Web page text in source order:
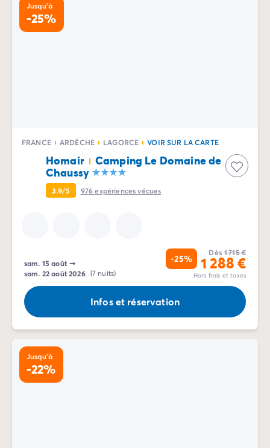
Jusqu'à
-25%
FRANCE ARDÈCHE LAGORCE VOIR SUR LA CARTE
Homair
Camping Le Domaine de
Chaussy
3.9/5 976expériences vécues
sam. 15 août ➞
sam. 22 août 2026 (7 nuits)
-25%
Dès 1 715 €
1 288 €
Hors frais et taxes
Infos et réservation
Jusqu'à
-22%